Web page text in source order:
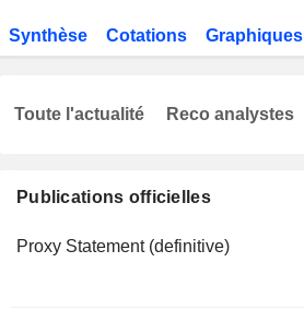
Synthèse Cotations Graphiques
Publications officielles
Proxy Statement (definitive)
Toute l'actualité Reco analystes